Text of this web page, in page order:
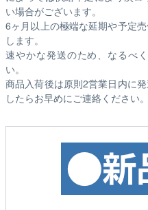
い場合がございます。
6ヶ月以上の極端な延期や予定
します。
速やかな発送のため、なるべ
い。
商品入荷後は原則2営業日内に
したらお早めにご連絡ください。